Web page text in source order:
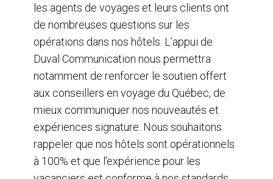
les agents de voyages et leurs clients ont
de nombreuses questions sur les
opérations dans nos hôtels. L’appui de
Duval Communication nous permettra
notamment de renforcer le soutien offert
aux conseillers en voyage du Québec, de
mieux communiquer nos nouveautés et
expériences signature. Nous souhaitons
rappeler que nos hôtels sont opérationnels
à 100% et que l’expérience pour les